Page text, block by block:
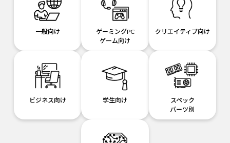
一般向け
ゲーミングPC
ゲーム向け
クリエイティブ向け
ビジネス向け 学生向け
スペック
パーツ別